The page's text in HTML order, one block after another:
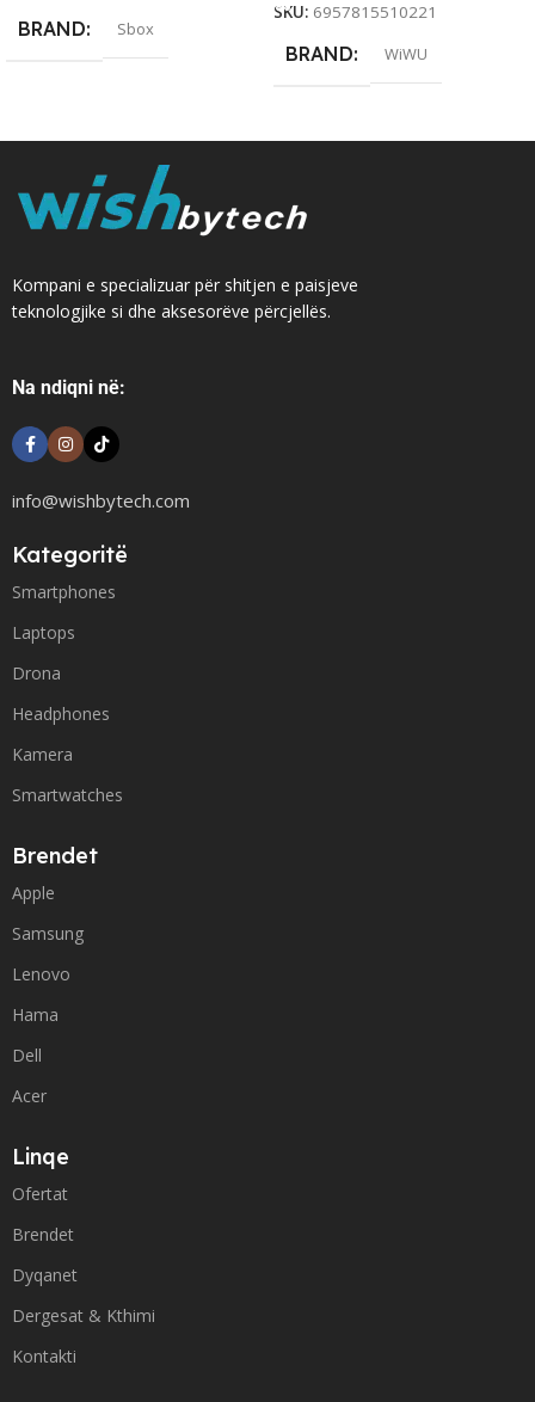
BRAND Sbox
SKU: 6957815510221
BRAND WiWU
Kompani e specializuar për shitjen e paisjeve
teknologjike si dhe aksesorëve përcjellës.
Na ndiqni në:
info@wishbytech.com
Kategoritë
Smartphones
Laptops
Drona
Headphones
Kamera
Smartwatches
Brendet
Apple
Samsung
Lenovo
Hama
Dell
Acer
Linqe
Ofertat
Brendet
Dyqanet
Dergesat & Kthimi
Kontakti